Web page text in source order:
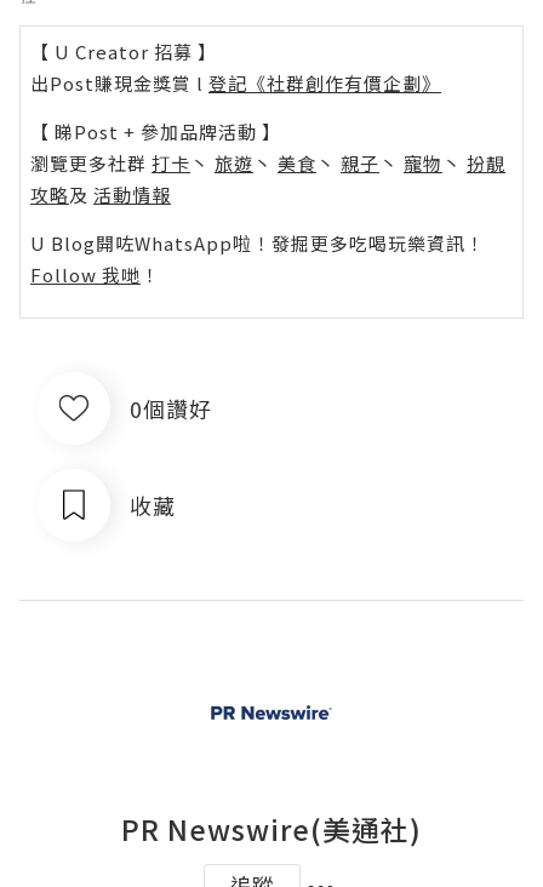
【 U Creator 招募 】
出Post賺現金獎賞 l 登記《社群創作有價企劃》
【 睇Post + 參加品牌活動 】
瀏覽更多社群 打卡 丶 旅遊 丶 美食 丶 親子 丶 寵物 丶 扮靚
攻略及 活動情報
U Blog開咗WhatsApp啦！發掘更多吃喝玩樂資訊！
Follow 我哋 ！
0個讚好
收藏
PR Newswire(美通社)